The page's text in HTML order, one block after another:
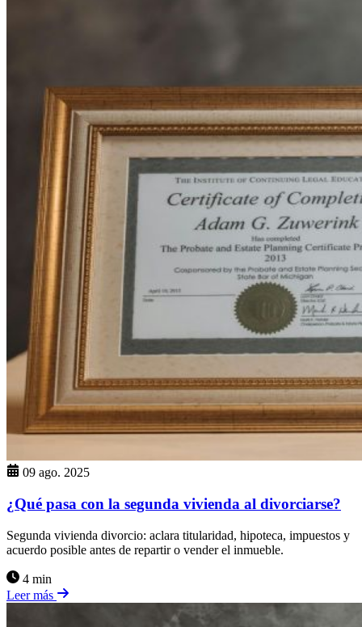
09 ago. 2025
¿Qué pasa con la segunda vivienda al divorciarse?
Segunda vivienda divorcio: aclara titularidad, hipoteca, impuestos y
acuerdo posible antes de repartir o vender el inmueble.
4 min
Leer más